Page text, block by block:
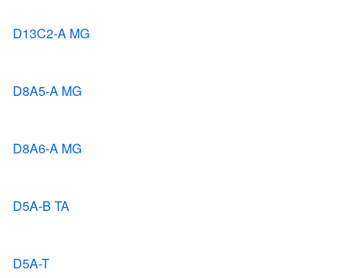
D13C2-A MG
D8A5-A MG
D8A6-A MG
D5A-B TA
D5A-T